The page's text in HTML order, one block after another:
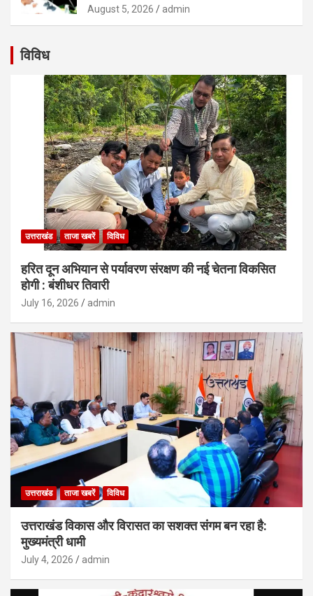
August 5, 2026 admin
विविध
उत्तराखंड ताजा खबरें विविध
हरित दून अभियान से पर्यावरण संरक्षण की नई चेतना विकसित
होगी : बंशीधर तिवारी
July 16, 2026 admin
उत्तराखंड ताजा खबरें विविध
उत्तराखंड विकास और विरासत का सशक्त संगम बन रहा है:
मुख्यमंत्री धामी
July 4, 2026 admin